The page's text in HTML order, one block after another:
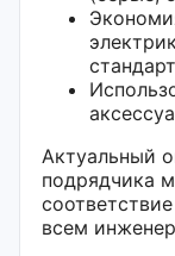
Актуальный
подрядчика
всем